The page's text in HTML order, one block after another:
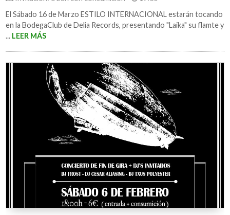
El Sábado 16 de Marzo ESTILO INTERNACIONAL estarán tocando
en la BodegaClub de Delia Records, presentando "Laika" su flamte y
... LEER MÁS